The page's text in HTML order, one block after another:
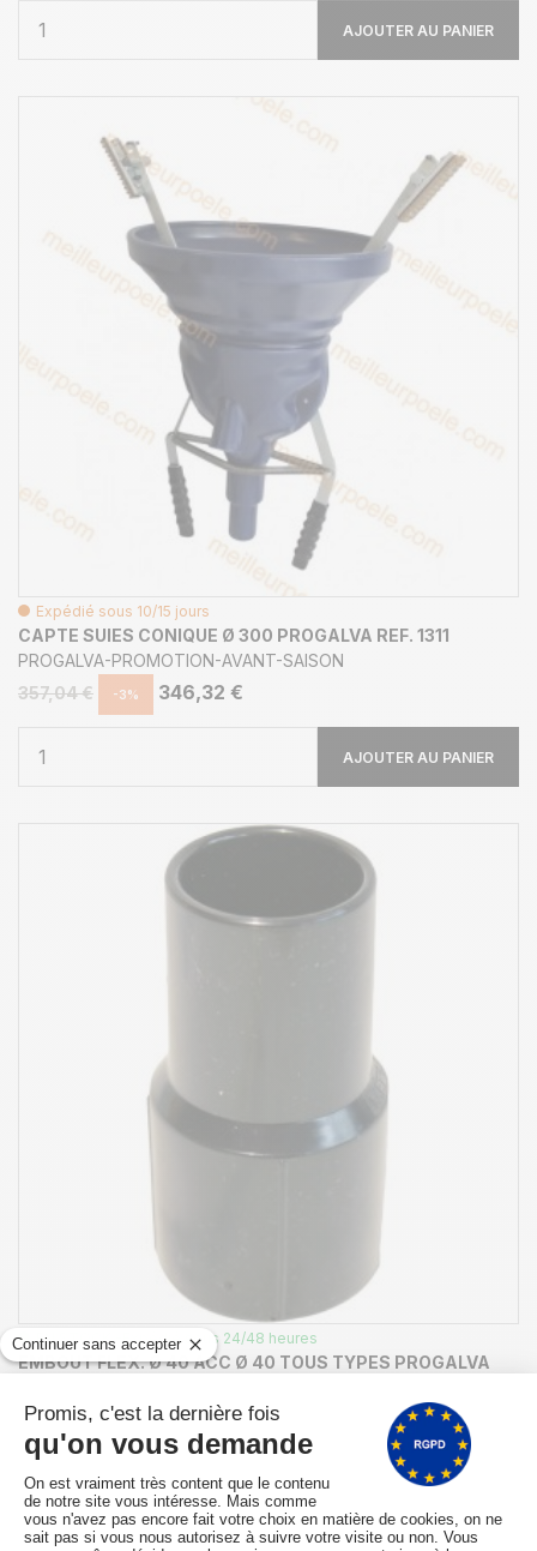
AJOUTER AU PANIER
Expédié sous 10/15 jours
CAPTE SUIES CONIQUE Ø 300 PROGALVA REF. 1311
PROGALVA-PROMOTION-AVANT-SAISON
357,04 €
-3% 346,32 €
AJOUTER AU PANIER
EN STOCK -Expédié sous 24/48 heures
EMBOUT FLEX. Ø 40 ACC Ø 40 TOUS TYPES PROGALVA
ACCESSOIRES-POUR-ASPIRATEUR-DE-RAMONAGE-PROGALVA
14,74 €
-3% 14,29 €